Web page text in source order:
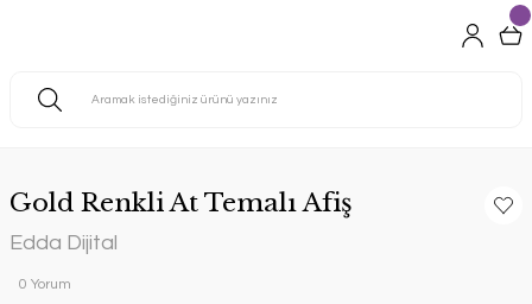
Gold Renkli At Temalı Afiş
Edda Dijital
0 Yorum